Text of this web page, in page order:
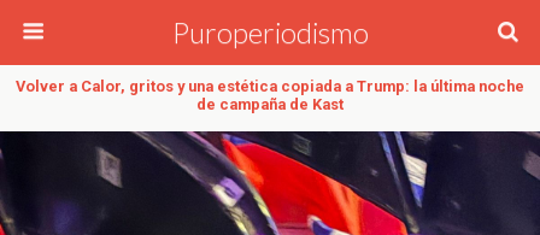
Puroperiodismo
Volver a Calor, gritos y una estética copiada a Trump: la última noche
de campaña de Kast